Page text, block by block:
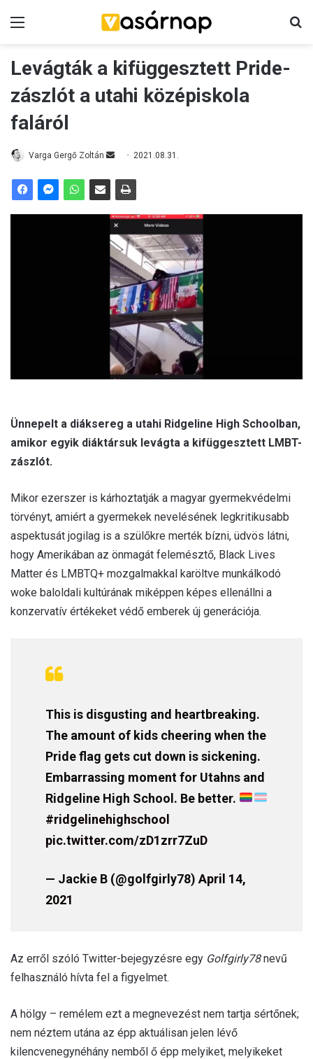
Levágták a kifüggesztett Pride-
zászlót a utahi középiskola
faláról
Varga Gergő Zoltán
a
m
a
i
2021.08.31.
Ünnepelt a diáksereg a utahi Ridgeline High Schoolban,
amikor egyik diáktársuk levágta a kifüggesztett LMBT-
zászlót.
Mikor ezerszer is kárhoztatják a magyar gyermekvédelmi
törvényt, amiért a gyermekek nevelésének legkritikusabb
aspektusát jogilag is a szülőkre merték bízni, üdvös látni,
hogy Amerikában az önmagát felemésztő, Black Lives
Matter és LMBTQ+ mozgalmakkal karöltve munkálkodó
woke baloldali kultúrának miképpen képes ellenállni a
konzervatív értékeket védő emberek új generációja.
This is disgusting and heartbreaking.
The amount of kids cheering when the
Pride flag gets cut down is sickening.
Embarrassing moment for Utahns and
Ridgeline High School. Be better.
#ridgelinehighschool
pic.twitter.com/zD1zrr7ZuD
— Jackie B (@golfgirly78) April 14,
2021
Az erről szóló Twitter-bejegyzésre egy Golfgirly78nevű
felhasználó hívta fel a figyelmet.
A hölgy – remélem ezt a megnevezést nem tartja sértőnek;
nem néztem utána az épp aktuálisan jelen lévő
kilencvenegynéhány nemből ő épp melyiket, melyikeket